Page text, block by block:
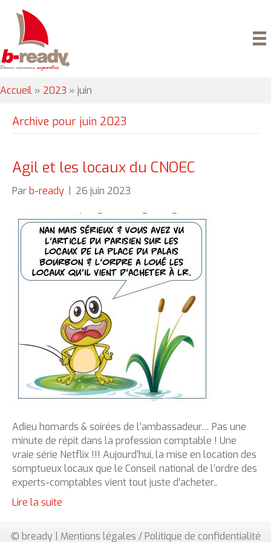
Accueil » 2023 » juin
Archive pour juin 2023
Agil et les locaux du CNOEC
Par b-ready 26 juin 2023
Adieu homards & soirées de l’ambassadeur… Pas une
minute de répit dans la profession comptable ! Une
vraie série Netflix !!! Aujourd’hui, la mise en location des
somptueux locaux que le Conseil national de l’ordre des
experts-comptables vient tout juste d’acheter..
Lire la suite
© bready | Mentions légales / Politique de confidentialité